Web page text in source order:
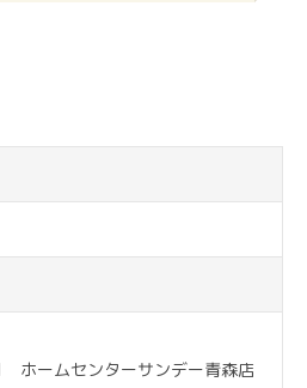
ームセンターサンデー青森店